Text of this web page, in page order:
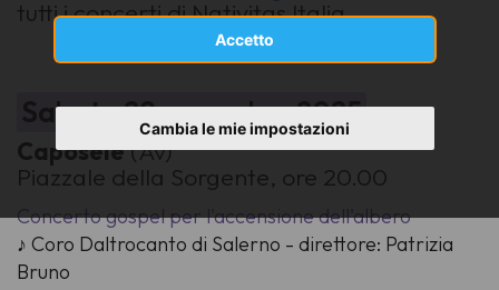
Accetto
Cambia le mie impostazioni
tutti i concerti di Nativitas Italia
Sabato 29 novembre 2025
Caposele(Av)
Piazzale della Sorgente, ore 20.00
Concerto gospel per l'accensione dell'albero
♪ Coro Daltrocanto di Salerno - direttore: Patrizia
Bruno